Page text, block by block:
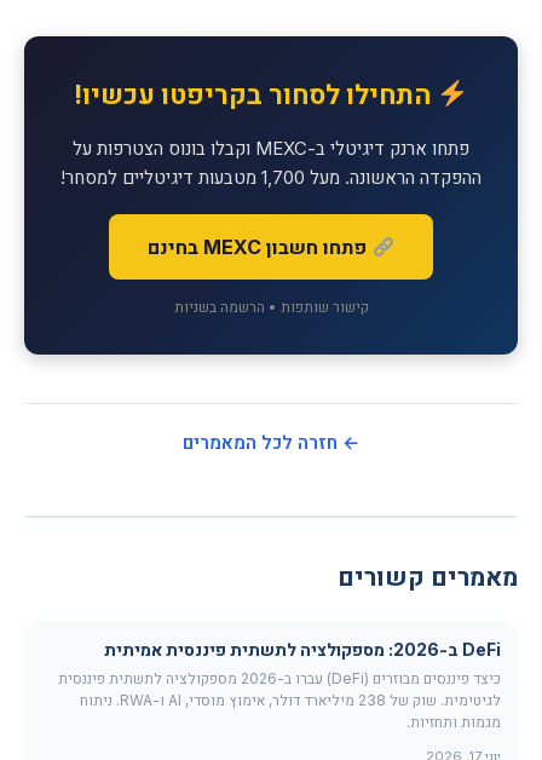
התחילו לסחור בקריפטו עכשיו!
פתחו ארנק דיגיטלי ב-MEXC וקבלו בונוס הצטרפות על
ההפקדה הראשונה. מעל 1,700 מטבעות דיגיטליים למסחר!
פתחו חשבון MEXC בחינם
קישור שותפות • הרשמה בשניות
← חזרה לכל המאמרים
מאמרים קשורים
DeFi ב-2026: מספקולציה לתשתית פיננסית אמיתית
כיצד פיננסים מבוזרים (DeFi) עברו ב-2026 מספקולציה לתשתית פיננסית
לגיטימית. שוק של 238 מיליארד דולר, אימוץ מוסדי, AI ו-RWA. ניתוח
מגמות ותחזיות.
יוני 17, 2026